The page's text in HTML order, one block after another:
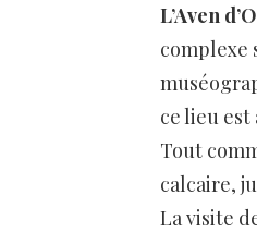
L’Aven
complexe
ce lieu
Tout
calcaire,
La visite